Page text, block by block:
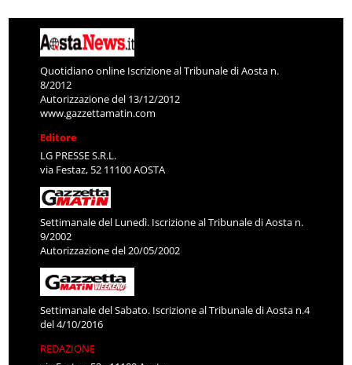
Quotidiano online Iscrizione al Tribunale di Aosta n.
8/2012
Autorizzazione del 13/12/2012
www.gazzettamatin.com
Editore
LG PRESSE S.R.L.
via Festaz, 52 11100 AOSTA
Settimanale del Lunedì. Iscrizione al Tribunale di Aosta n.
9/2002
Autorizzazione del 20/05/2002
Settimanale del Sabato. Iscrizione al Tribunale di Aosta n.4
del 4/10/2016
REDAZIONE